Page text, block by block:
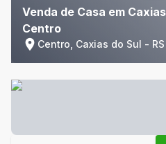
Venda de Casa em
Centro
Centro, Caxias do Sul - RS